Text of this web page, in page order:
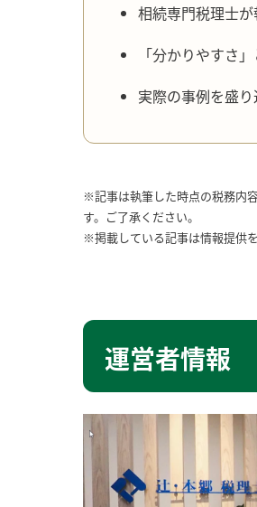
相続専門税理士
「分かりやすさ
実際の事例を盛
※記事は執筆した時点の税務内
す。ご了承ください。
※掲載している記事は情報提供
運営者情報